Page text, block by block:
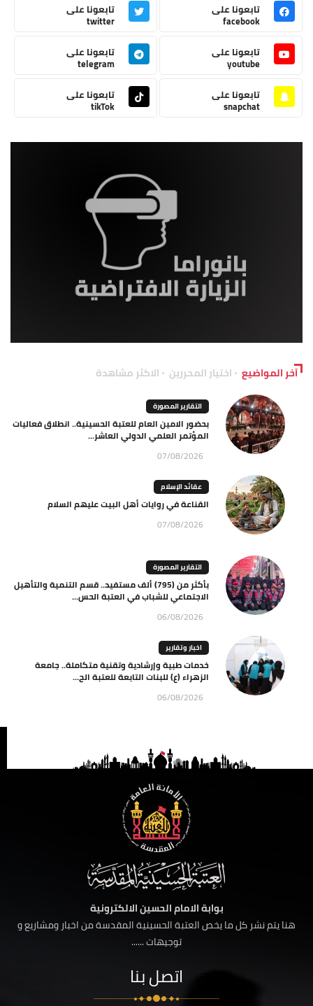
تابعونا على
facebook
تابعونا على
twitter
تابعونا على
youtube
تابعونا على
telegram
تابعونا على
snapchat
تابعونا على
tikTok
آخر المواضيع اختيار المحررين الاكثر مشاهدة
التقارير المصورة
بحضور الامين العام للعتبة الحسينية.. انطلاق فعاليات
المؤتمر العلمي الدولي العاشر...
07/08/2026
عقائد الإسلام
القناعة في روايات أهل البيت عليهم السلام
07/08/2026
التقارير المصورة
بأكثر من (795) ألف مستفيد.. قسم التنمية والتأهيل
الاجتماعي للشباب في العتبة الحس...
06/08/2026
اخبار وتقارير
خدمات طبية وإرشادية وتقنية متكاملة.. جامعة
الزهراء (ع) للبنات التابعة للعتبة الح...
06/08/2026
بوابة الامام الحسين الالكترونية
هنا يتم نشر كل ما يخص العتبة الحسينية المقدسة من اخبار ومشاريع و
توجيهات ......
اتصل بنا